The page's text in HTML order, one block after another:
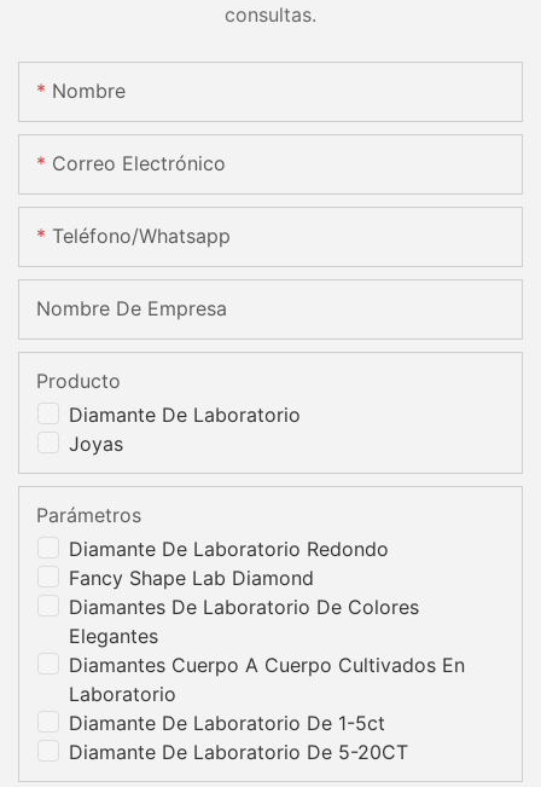
consultas.
Nombre
Correo Electrónico
Teléfono/whatsapp
Nombre De Empresa
Diamante De Laboratorio
Joyas
Producto
Diamante De Laboratorio Redondo
Fancy Shape Lab Diamond
Diamantes De Laboratorio De Colores
Elegantes
Diamantes Cuerpo A Cuerpo Cultivados En
Laboratorio
Diamante De Laboratorio De 1-5ct
Diamante De Laboratorio De 5-20CT
Parámetros